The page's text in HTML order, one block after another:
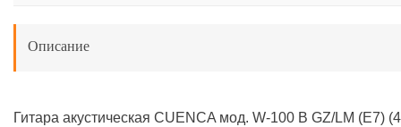
Описание
Гитара акустическая CUENCA мод. W-100 B GZ/LM (E7)